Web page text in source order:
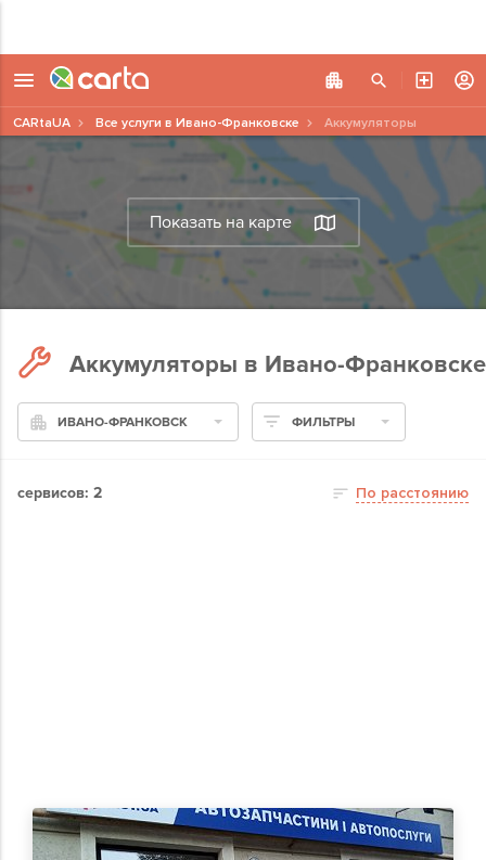
Показать на карте
CARtaUA Все услуги в Ивано-Франковске Аккумуляторы
Аккумуляторы в Ивано-Франковске
ИВАНО-ФРАНКОВСК ФИЛЬТРЫ
сервисов: 2 По расстоянию